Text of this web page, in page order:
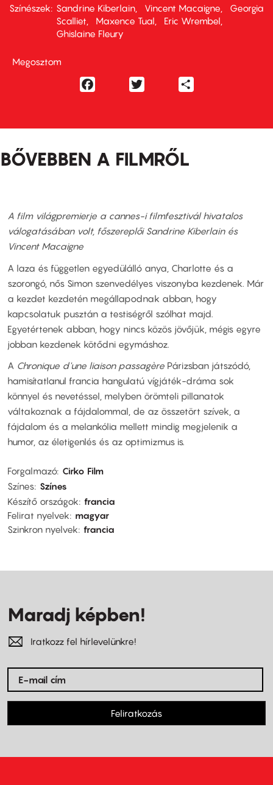
Színészek
Sandrine Kiberlain Vincent Macaigne
Georgia
Scalliet
Maxence Tual
Eric Wrembel
Ghislaine Fleury
Megosztom
Facebook
BŐVEBBEN A FILMRŐL
A film világpremierje a cannes-i filmfesztivál hivatalos
válogatásában volt, főszereplői Sandrine Kiberlain és
Vincent Macaigne
A laza és független egyedülálló anya, Charlotte és a
szorongó, nős Simon szenvedélyes viszonyba kezdenek. Már
a kezdet kezdetén megállapodnak abban, hogy
kapcsolatuk pusztán a testiségről szólhat majd.
Egyetértenek abban, hogy nincs közös jövőjük, mégis egyre
jobban kezdenek kötődni egymáshoz.
A Chronique d'une liaison passagère Párizsban játszódó,
hamisítatlanul francia hangulatú vígjáték-dráma sok
könnyel és nevetéssel, melyben örömteli pillanatok
váltakoznak a fájdalommal, de az összetört szívek, a
fájdalom és a melankólia mellett mindig megjelenik a
humor, az életigenlés és az optimizmus is.
Forgalmazó Cirko Film
Színes Színes
Készítő országok francia
Felirat nyelvek
magyar
Szinkron nyelvek francia
Maradj képben!
Iratkozz fel hírlevelünkre!
Feliratkozás